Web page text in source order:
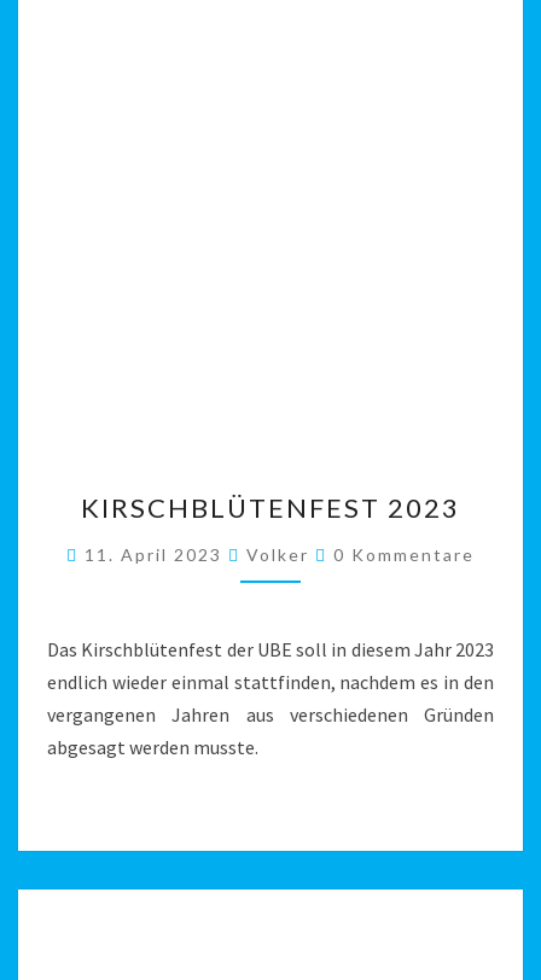
2023
KIRSCHBLÜTENFEST 2023
11. April 2023 Volker Kommentare
0 Kommentare
Das Kirschblütenfest der UBE soll in diesem Jahr 2023
endlich wieder einmal stattfinden, nachdem es in den
vergangenen Jahren aus verschiedenen Gründen
abgesagt werden musste.